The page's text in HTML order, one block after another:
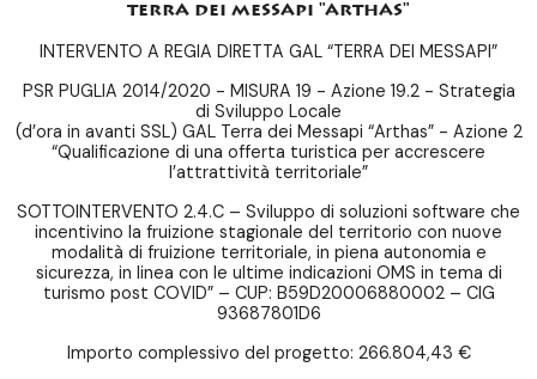
terra dei messapi "arthas"
INTERVENTO A REGIA DIRETTA GAL “TERRA DEI MESSAPI”
PSR PUGLIA 2014/2020 - MISURA 19 - Azione 19.2 - Strategia
di Sviluppo Locale
(d’ora in avanti SSL) GAL Terra dei Messapi “Arthas” - Azione 2
“Qualificazione di una offerta turistica per accrescere
l’attrattività territoriale”
SOTTOINTERVENTO 2.4.C – Sviluppo di soluzioni software che
incentivino la fruizione stagionale del territorio con nuove
modalità di fruizione territoriale, in piena autonomia e
sicurezza, in linea con le ultime indicazioni OMS in tema di
turismo post COVID” – CUP: B59D20006880002 – CIG
93687801D6
Importo complessivo del progetto: 266.804,43 €